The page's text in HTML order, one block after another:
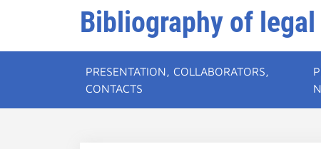
Bibliography of
PRESENTATION, COLLABORATORS,
CONTACTS